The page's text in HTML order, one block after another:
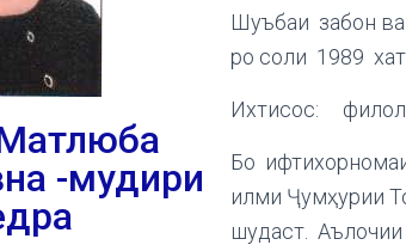
-мудири
Шуъбаи забон
ро соли 1989
Ихтисос:
Бо
илми Ҷумҳурии
шудаст.